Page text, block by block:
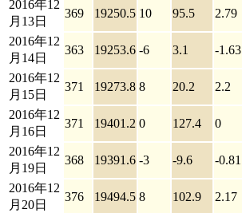
2016年12
月13日
369 19250.5 10 95.5 2.79
2016年12
月14日
363 19253.6 -6 3.1 -1.63
2016年12
月15日
371 19273.8 8 20.2 2.2
2016年12
月16日
371 19401.2 0 127.4 0
2016年12
月19日
368 19391.6 -3 -9.6 -0.81
2016年12
月20日
376 19494.5 8 102.9 2.17